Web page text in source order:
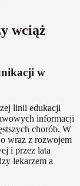
wciąż
w
linii edukacji
informacji
chorób. W
wraz z rozwojem
i przez lata
lekarzem a